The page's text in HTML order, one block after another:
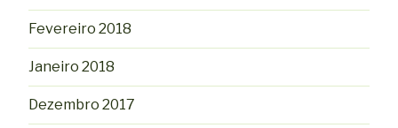
Fevereiro 2018
Janeiro 2018
Dezembro 2017